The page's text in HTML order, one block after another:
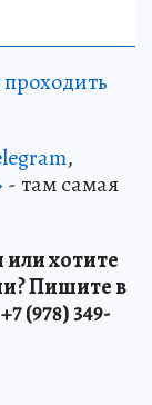
,
- там самая
хотите
Пишите в
(978) 349-